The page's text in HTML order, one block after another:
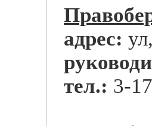
адрес:
тел.: 3-